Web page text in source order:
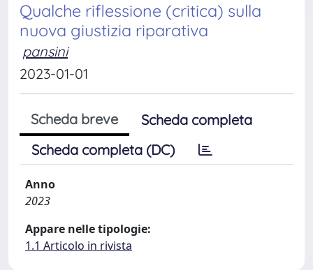
Qualche riflessione (critica) sulla
nuova giustizia riparativa
pansini
2023-01-01
Scheda breve
Scheda completa
Scheda completa (DC)
Anno
2023
Appare nelle tipologie:
1.1 Articolo in rivista